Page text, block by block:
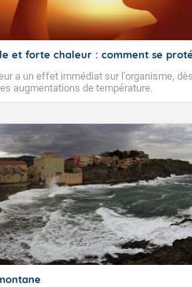
et forte chaleur : comment se
a un effet immédiat sur l’organisme,
augmentations de température.